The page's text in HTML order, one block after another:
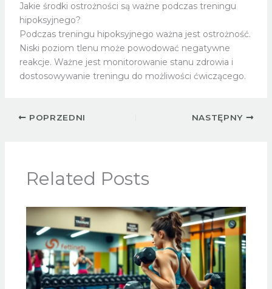
Jakie środki ostrożności są ważne podczas treningu
hipoksyjnego?
Podczas treningu hipoksyjnego ważna jest ostrożność.
Niski poziom tlenu może powodować negatywne
reakcje. Ważne jest monitorowanie stanu zdrowia i
dostosowywanie treningu do możliwości ćwiczącego.
POPRZEDNI NASTĘPNY
Related Posts